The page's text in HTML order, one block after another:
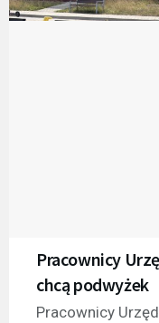
Pracownicy
chcą podwyżek
Pracownicy